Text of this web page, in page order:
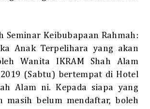
Seminar Keibubapaan Rahmah:
Anak Terpelihara yang akan
Wanita IKRAM Shah Alam
(Sabtu) bertempat di Hotel
Alam ni. Kepada siapa yang
masih belum mendaftar, boleh